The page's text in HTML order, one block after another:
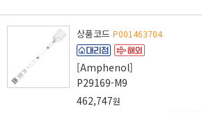
상품코드 P001463704
[Amphenol]
P29169-M9
462,747원